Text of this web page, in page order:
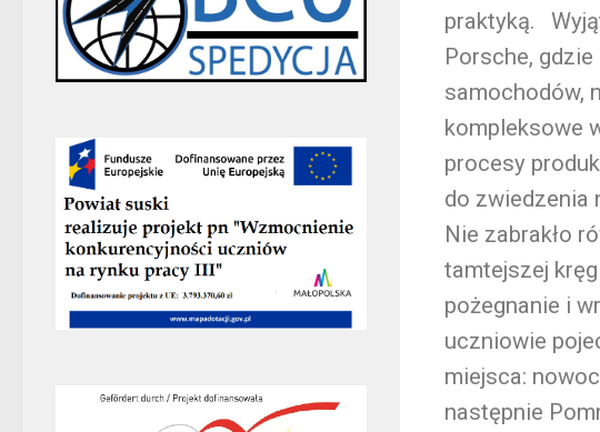
praktyką.
Porsche,
samochodów,
kompleksowe
procesy
do zwiedzenia
Nie zabrakło
tamtejszej
pożegnanie i
uczniowie
miejsca:
następnie